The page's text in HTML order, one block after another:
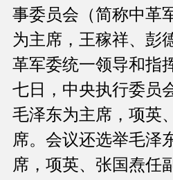
事委员会（简称中革
为主席，王稼祥、彭
革军委统一领导和指
七日，中央执行委员
毛泽东为主席，项英
席。会议还选举毛泽
席，项英、张国焘任